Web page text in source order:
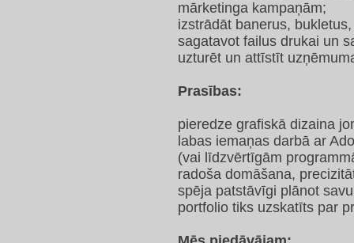
mārketinga kampaņām;
izstrādāt banerus,
sagatavot failus drukai un
uzturēt un attīstīt
Prasības:
pieredze grafiskā dizaina
labas iemaņas darbā ar
(vai līdzvērtīgām
radoša domāšana,
spēja patstāvīgi plānot
portfolio tiks uzskatīts par